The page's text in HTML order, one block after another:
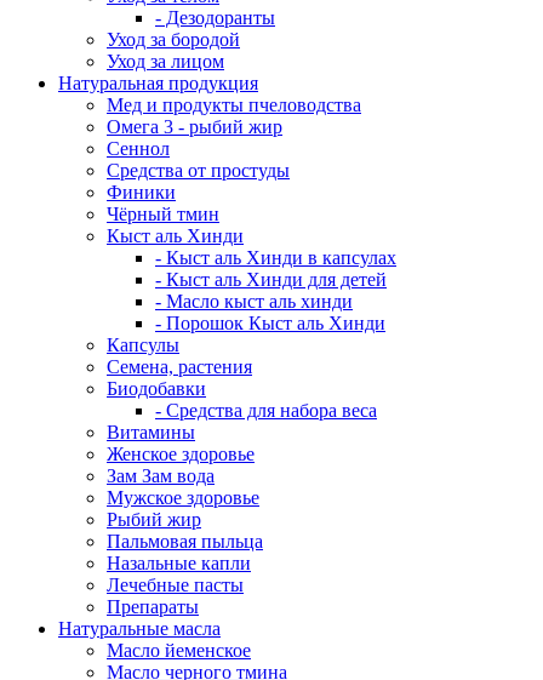
- Дезодоранты
Уход за бородой
Уход за лицом
Натуральная продукция
Мед и продукты пчеловодства
Омега 3 - рыбий жир
Сеннол
Средства от простуды
Финики
Чёрный тмин
Кыст аль Хинди
- Кыст аль Хинди в капсулах
- Кыст аль Хинди для детей
- Масло кыст аль хинди
- Порошок Кыст аль Хинди
Капсулы
Семена, растения
Биодобавки
- Средства для набора веса
Витамины
Женское здоровье
Зам Зам вода
Мужское здоровье
Рыбий жир
Пальмовая пыльца
Назальные капли
Лечебные пасты
Препараты
Натуральные масла
Масло йеменское
Масло черного тмина